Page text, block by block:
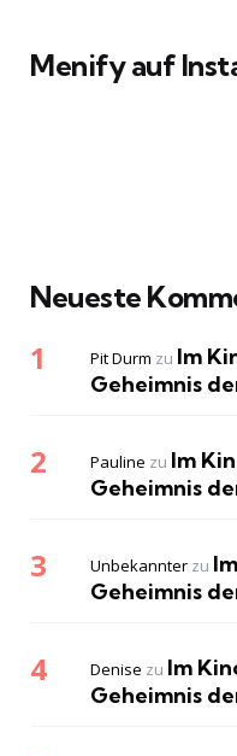
Menify auf
Neueste
Pit Durm zu Im
Geheimnis
Pauline zu Im
Geheimnis
Unbekannter zu
Geheimnis
Denise zu Im
Geheimnis